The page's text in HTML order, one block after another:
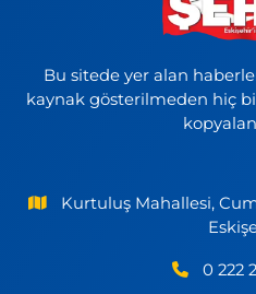
Bu sitede yer alan
kaynak gösterilmeden hiç
Kurtuluş Mahallesi,
0 222